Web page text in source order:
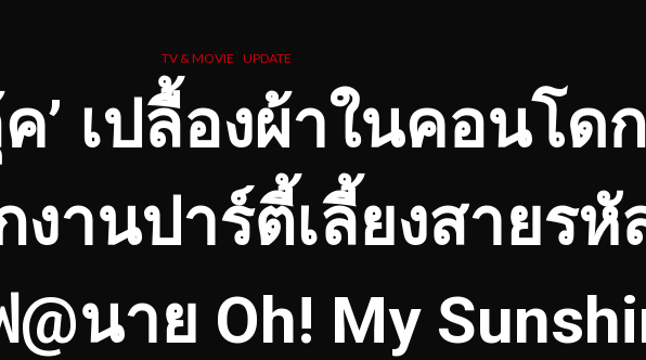
TV & MOVIE UPDATE
’ เปลื้องผ้าในคอนโด
งานปาร์ตี้เลี้ยงสายรหั
@นาย Oh! My